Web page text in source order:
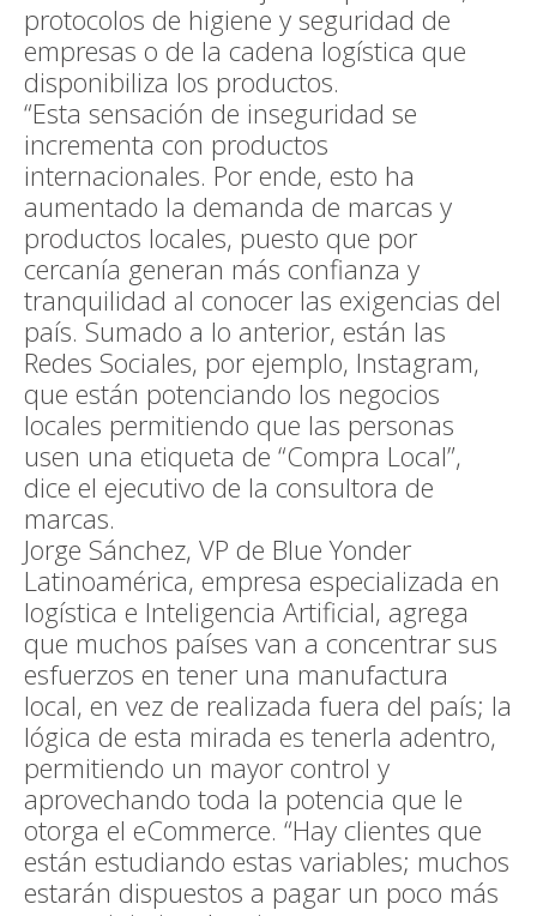
protocolos de higiene y seguridad de
empresas o de la cadena logística que
disponibiliza los productos.
“Esta sensación de inseguridad se
incrementa con productos
internacionales. Por ende, esto ha
aumentado la demanda de marcas y
productos locales, puesto que por
cercanía generan más confianza y
tranquilidad al conocer las exigencias del
país. Sumado a lo anterior, están las
Redes Sociales, por ejemplo, Instagram,
que están potenciando los negocios
locales permitiendo que las personas
usen una etiqueta de “Compra Local”,
dice el ejecutivo de la consultora de
marcas.
Jorge Sánchez, VP de Blue Yonder
Latinoamérica, empresa especializada en
logística e Inteligencia Artificial, agrega
que muchos países van a concentrar sus
esfuerzos en tener una manufactura
local, en vez de realizada fuera del país; la
lógica de esta mirada es tenerla adentro,
permitiendo un mayor control y
aprovechando toda la potencia que le
otorga el eCommerce. “Hay clientes que
están estudiando estas variables; muchos
estarán dispuestos a pagar un poco más